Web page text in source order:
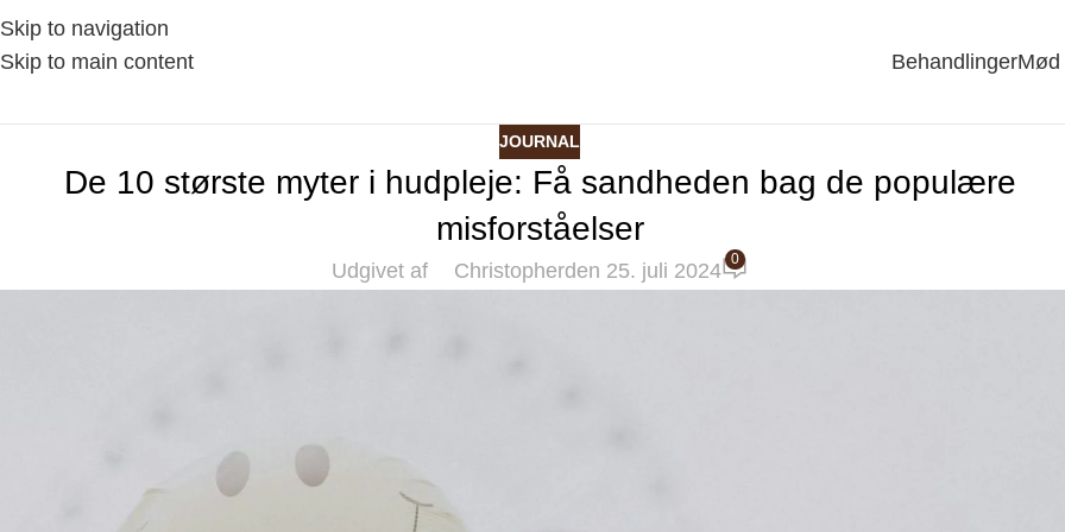
Skip to navigation
Skip to main content
BehandlingerMød
JOURNAL
De 10 største myter i hudpleje: Få sandheden bag de populære
misforståelser
Udgivet af Christopherden 25. juli 2024 0